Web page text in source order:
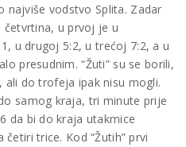
najviše vodstvo Splita. Zadar
četvrtina, u prvoj je u
u drugoj 5:2, u trećoj 7:2, a u
presudnim. “Žuti” su se borili,
ali do trofeja ipak nisu mogli.
samog kraja, tri minute prije
da bi do kraja utakmice
trice. Kod “Žutih” prvi